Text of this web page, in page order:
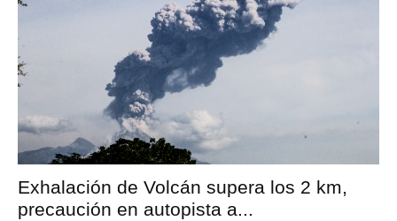
Exhalación de Volcán supera los 2 km,
precaución en autopista a...